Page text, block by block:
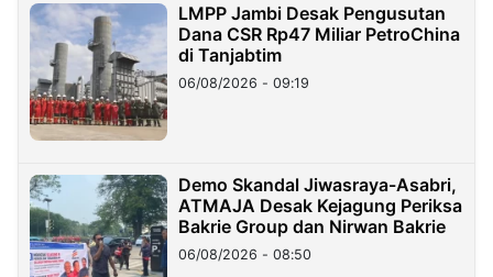
LMPP Jambi Desak Pengusutan
Dana CSR Rp47 Miliar PetroChina
di Tanjabtim
06/08/2026 - 09:19
Demo Skandal Jiwasraya-Asabri,
ATMAJA Desak Kejagung Periksa
Bakrie Group dan Nirwan Bakrie
06/08/2026 - 08:50